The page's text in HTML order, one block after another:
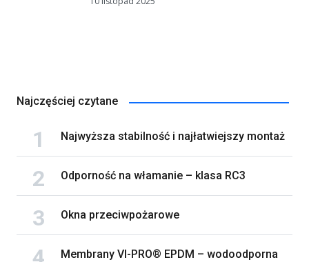
Najczęściej czytane
Najwyższa stabilność i najłatwiejszy montaż
Odporność na włamanie – klasa RC3
Okna przeciwpożarowe
Membrany VI-PRO® EPDM – wodoodporna